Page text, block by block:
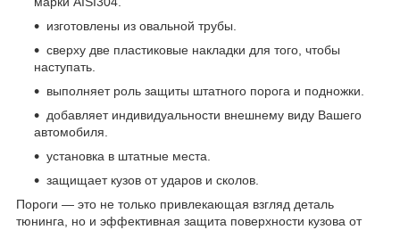
изготовлены из овальной трубы.
сверху две пластиковые накладки для того, чтобы
наступать.
выполняет роль защиты штатного порога и подножки.
добавляет индивидуальности внешнему виду Вашего
автомобиля.
установка в штатные места.
защищает кузов от ударов и сколов.
Пороги — это не только привлекающая взгляд деталь
тюнинга, но и эффективная защита поверхности кузова от